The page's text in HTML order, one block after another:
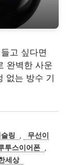
고 싶다면
완벽한 사운
없는 방수 기
링 ,
무선이
투스이어폰 ,
세상